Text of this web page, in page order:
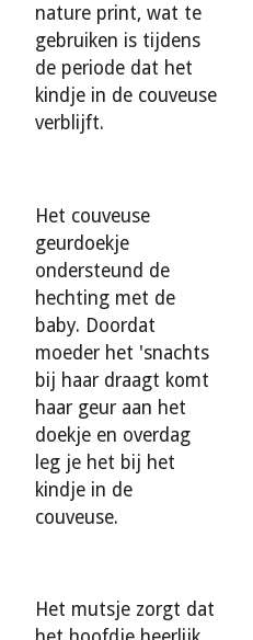
nature print, wat te
gebruiken is tijdens
de periode dat het
kindje in de couveuse
verblijft.
Het couveuse
geurdoekje
ondersteund de
hechting met de
baby. Doordat
moeder het 'snachts
bij haar draagt komt
haar geur aan het
doekje en overdag
leg je het bij het
kindje in de
couveuse.
Het mutsje zorgt dat